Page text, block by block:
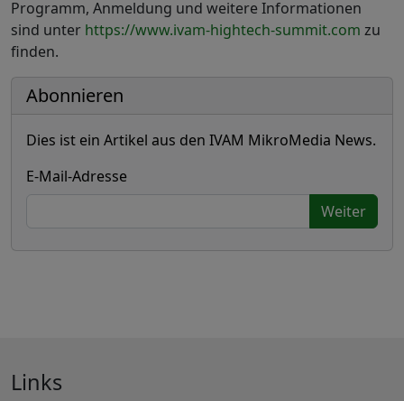
Programm, Anmeldung und weitere Informationen
sind unter https://www.ivam-hightech-summit.com zu
finden.
Abonnieren
Dies ist ein Artikel aus den IVAM MikroMedia News.
E-Mail-Adresse
Weiter
Links